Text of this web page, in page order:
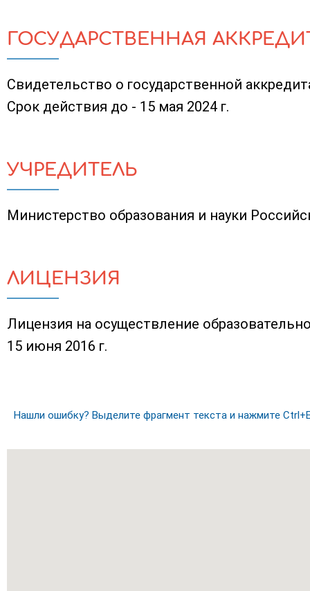
ГОСУДАРСТВЕННАЯ
Свидетельство о государственной
Срок действия до - 15 мая 2024 г.
УЧРЕДИТЕЛЬ
Министерство образования и науки
ЛИЦЕНЗИЯ
Лицензия на осуществление
15 июня 2016 г.
Нашли ошибку? Выделите фрагмент текста и нажмите